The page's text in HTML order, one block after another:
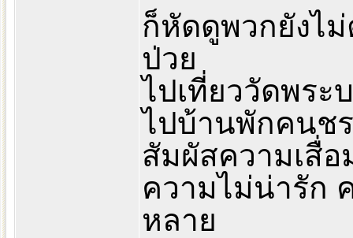
ก็หัดดูพวกยังไ
ป่วย
ไปเที่ยววัดพร
ไปบ้านพักคนช
สัมผัสความเสื่
ความไม่น่ารัก
หลาย